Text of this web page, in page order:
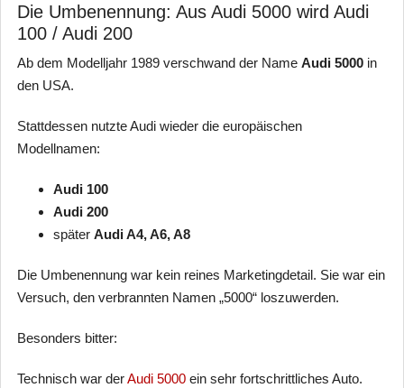
Die Umbenennung: Aus Audi 5000 wird Audi
100 / Audi 200
Ab dem Modelljahr 1989 verschwand der Name Audi 5000 in
den USA.
Stattdessen nutzte Audi wieder die europäischen
Modellnamen:
Audi 100
Audi 200
später Audi A4, A6, A8
Die Umbenennung war kein reines Marketingdetail. Sie war ein
Versuch, den verbrannten Namen „5000“ loszuwerden.
Besonders bitter:
Technisch war derAudi 5000 ein sehr fortschrittliches Auto.